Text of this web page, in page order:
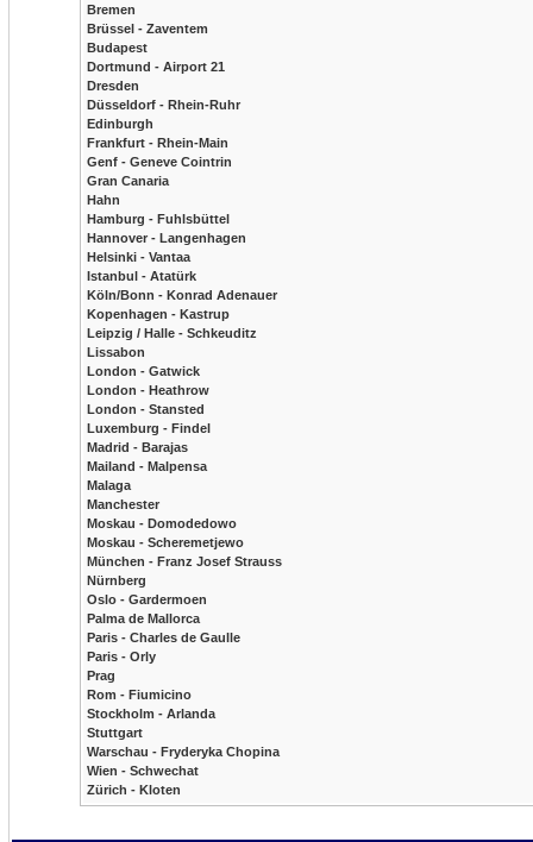
Bremen
Brüssel - Zaventem
Budapest
Dortmund - Airport 21
Dresden
Düsseldorf - Rhein-Ruhr
Edinburgh
Frankfurt - Rhein-Main
Genf - Geneve Cointrin
Gran Canaria
Hahn
Hamburg - Fuhlsbüttel
Hannover - Langenhagen
Helsinki - Vantaa
Istanbul - Atatürk
Köln/Bonn - Konrad Adenauer
Kopenhagen - Kastrup
Leipzig / Halle - Schkeuditz
Lissabon
London - Gatwick
London - Heathrow
London - Stansted
Luxemburg - Findel
Madrid - Barajas
Mailand - Malpensa
Malaga
Manchester
Moskau - Domodedowo
Moskau - Scheremetjewo
München - Franz Josef Strauss
Nürnberg
Oslo - Gardermoen
Palma de Mallorca
Paris - Charles de Gaulle
Paris - Orly
Prag
Rom - Fiumicino
Stockholm - Arlanda
Stuttgart
Warschau - Fryderyka Chopina
Wien - Schwechat
Zürich - Kloten